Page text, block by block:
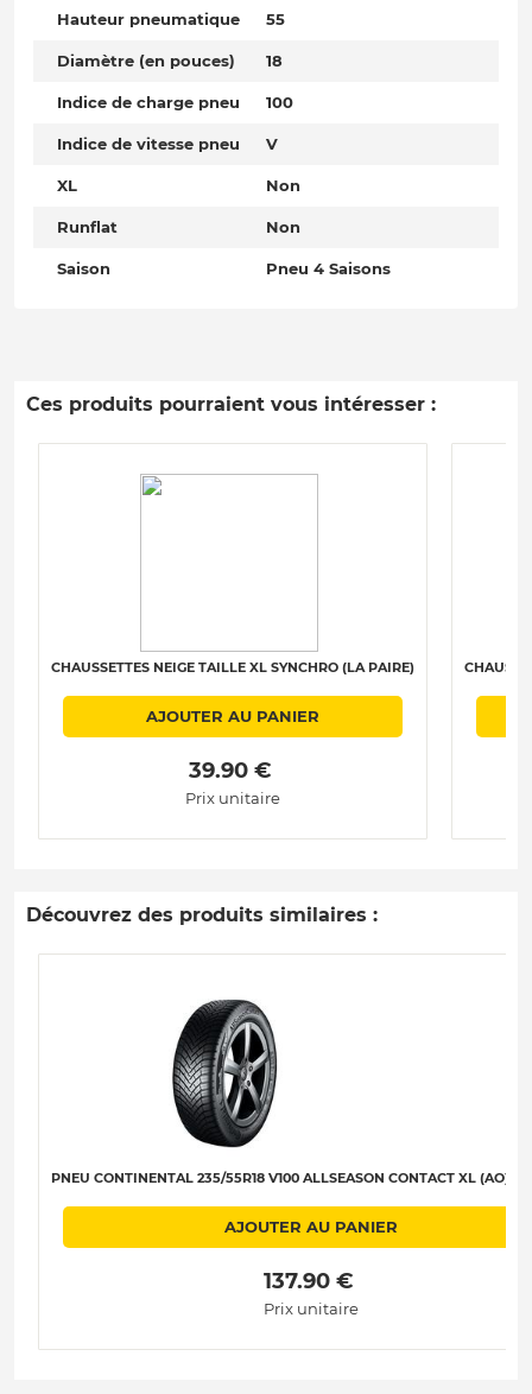
Hauteur pneumatique 55
Diamètre (en pouces) 18
Indice de charge pneu 100
Indice de vitesse pneu V
XL Non
Runflat Non
Saison Pneu 4 Saisons
Ces produits pourraient vous intéresser :
CHAUSSETTES NEIGE TAILLE XL SYNCHRO (LA PAIRE)
AJOUTER AU PANIER
39.90 €
Prix unitaire
Découvrez des produits similaires :
PNEU CONTINENTAL 235/55R18 V100 ALLSEASON CONTACT XL (AO) B-
AJOUTER AU PANIER
137.90 €
Prix unitaire